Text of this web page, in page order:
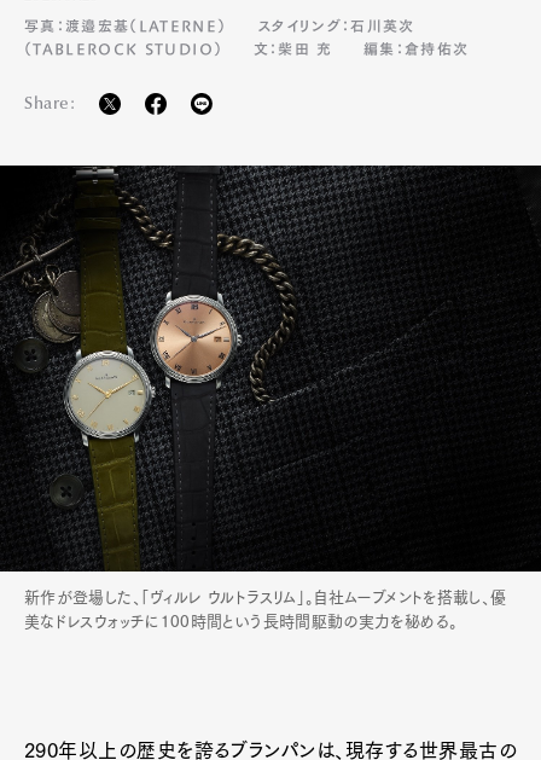
写真：渡邉宏基（LATERNE）
スタイリング：石川英次
（TABLEROCK STUDIO）
文：柴田 充 編集：倉持佑次
Share:
新作が登場した、「ヴィルレ ウルトラスリム」。自社ムーブメントを搭載し、優
美なドレスウォッチに100時間という長時間駆動の実力を秘める。
290年以上の歴史を誇るブランパンは、現存する世界最古の